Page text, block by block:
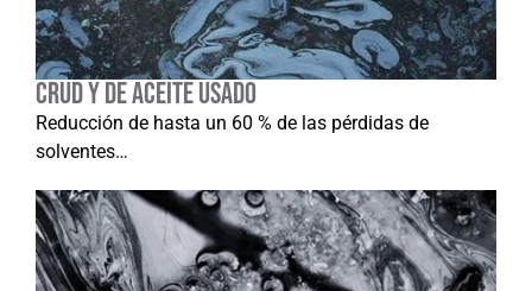
crud y de aceite usado
Reducción de hasta un 60 % de las pérdidas de
solventes…